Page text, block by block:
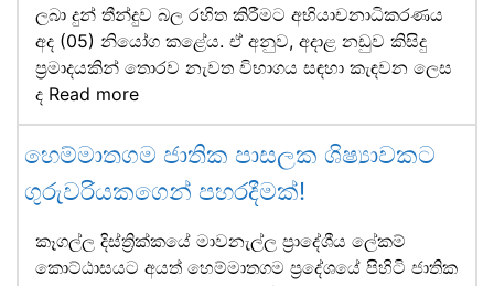
ලබා දුන් තීන්දුව බල රහිත කිරීමට අභියාචනාධිකරණය
අද (05) නියෝග කළේය. ඒ අනුව, අදාළ නඩුව කිසිදු
ප්‍රමාදයකින් තොරව නැවත විභාගය සඳහා කැඳවන ලෙස
ද Read more
හෙම්මාතගම ජාතික පාසලක ශිෂ්‍යාවකට
ගුරුවරියකගෙන් පහරදීමක්!
කෑගල්ල දිස්ත්‍රික්කයේ මාවනැල්ල ප්‍රාදේශීය ලේකම්
කොට්ඨාසයට අයත් හෙම්මාතගම ප්‍රදේශයේ පිහිටි ජාතික